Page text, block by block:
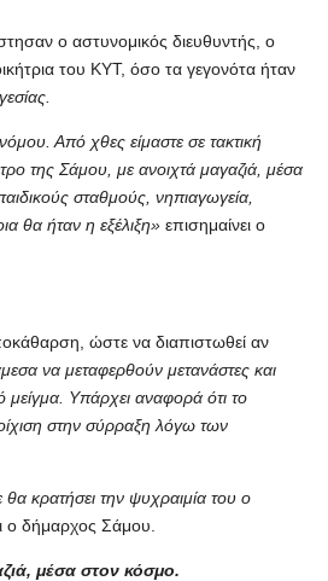
ο αστυνομικός διευθυντής, ο
του ΚΥΤ, όσο τα γεγονότα ήταν
Από χθες είμαστε σε τακτική
της Σάμου, με ανοιχτά μαγαζιά, μέσα
σταθμούς, νηπιαγωγεία,
θα ήταν η εξέλιξη» επισημαίνει ο
ώστε να διαπιστωθεί αν
να μεταφερθούν μετανάστες και
Υπάρχει αναφορά ότι το
στην σύρραξη λόγω των
κρατήσει την ψυχραιμία του ο
ο δήμαρχος Σάμου.
μέσα στον κόσμο.